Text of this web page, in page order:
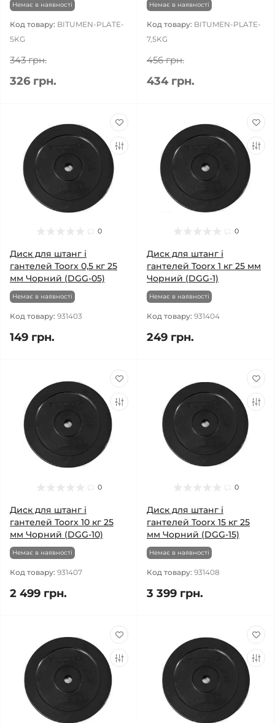
Немає в наявності
Код товару: BITUMEN-PLATE-
5KG
343 грн.
326 грн.
Немає в наявності
Код товару: BITUMEN-PLATE-
7,5KG
456 грн.
434 грн.
0
Диск для штанг і
гантелей Toorx 0,5 кг 25
мм Чорний (DGG-05)
Немає в наявності
Код товару: 931403
149 грн.
0
Диск для штанг і
гантелей Toorx 1 кг 25 мм
Чорний (DGG-1)
Немає в наявності
Код товару: 931404
249 грн.
0
Диск для штанг і
гантелей Toorx 10 кг 25
мм Чорний (DGG-10)
Немає в наявності
Код товару: 931407
2 499 грн.
0
Диск для штанг і
гантелей Toorx 15 кг 25
мм Чорний (DGG-15)
Немає в наявності
Код товару: 931408
3 399 грн.